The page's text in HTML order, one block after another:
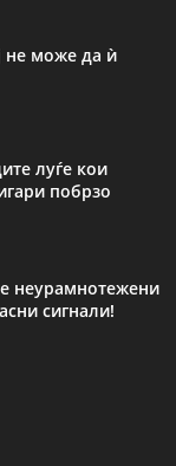
не може да ѝ
луѓе кои
побрзо
неурамнотежени
сигнали!